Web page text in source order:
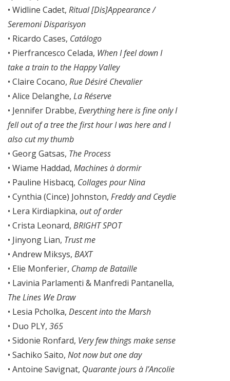
• Widline Cadet, Ritual [Dis]Appearance /
Seremoni Disparisyon
• Ricardo Cases, Catálogo
• Pierfrancesco Celada, When I feel down I
take a train to the Happy Valley
• Claire Cocano, Rue Désiré Chevalier
• Alice Delanghe, La Réserve
• Jennifer Drabbe, Everything here is fine only I
fell out of a tree the first hour I was here and I
also cut my thumb
• Georg Gatsas, The Process
• Wiame Haddad, Machines à dormir
• Pauline Hisbacq, Collages pour Nina
• Cynthia (Cince) Johnston, Freddy and Ceydie
• Lera Kirdiapkina, out of order
• Crista Leonard, BRIGHT SPOT
• Jinyong Lian, Trust me
• Andrew Miksys, BAXT
• Elie Monferier, Champ de Bataille
• Lavinia Parlamenti & Manfredi Pantanella,
The Lines We Draw
• Lesia Pcholka, Descent into the Marsh
• Duo PLY, 365
• Sidonie Ronfard, Very few things make sense
• Sachiko Saito, Not now but one day
• Antoine Savignat, Quarante jours à l’Ancolie